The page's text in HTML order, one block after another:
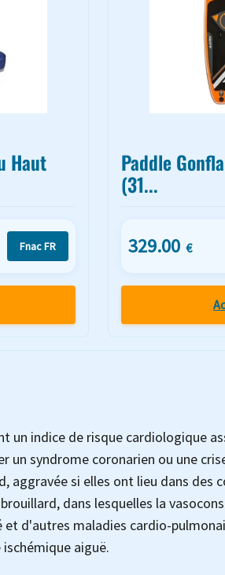
Haut
Fnac FR
Paddle
(31...
329.00 €
un indice de risque cardiologique
un syndrome coronarien ou une
aggravée si elles ont lieu dans des
dans lesquelles la
d'autres maladies cardio-
aiguë.